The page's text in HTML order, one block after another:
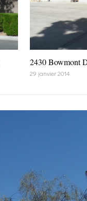
2430 Bowmont
29 janvier 2014